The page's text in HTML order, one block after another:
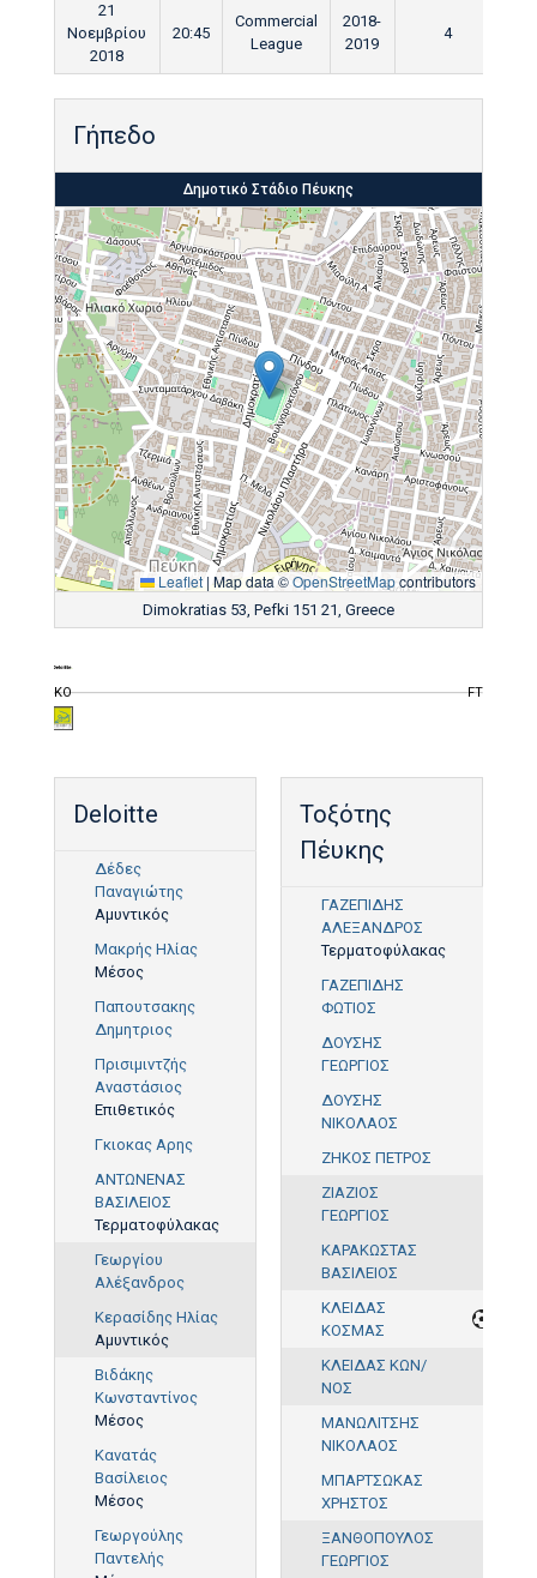
21
Νοεμβρίου
2018
20:45
Commercial
League
2018-
2019
4
Γήπεδο
Δημοτικό Στάδιο Πέυκης
Leaflet |Map data ©OpenStreetMapcontributors
Dimokratias 53, Pefki 151 21, Greece
KO FT
Deloitte
Δέδες
Παναγιώτης
Αμυντικός
Μακρής Ηλίας
Μέσος
Παπουτσακης
Δημητριος
Πρισιμιντζής
Αναστάσιος
Επιθετικός
Γκιοκας Αρης
ΑΝΤΩΝΕΝΑΣ
ΒΑΣΙΛΕΙΟΣ
Τερματοφύλακας
Γεωργίου
Αλέξανδρος
Κερασίδης Ηλίας
Αμυντικός
Βιδάκης
Κωνσταντίνος
Μέσος
Κανατάς
Βασίλειος
Μέσος
Γεωργούλης
Παντελής
Τοξότης
Πέυκης
ΓΑΖΕΠΙΔΗΣ
ΑΛΕΞΑΝΔΡΟΣ
Τερματοφύλακας
ΓΑΖΕΠΙΔΗΣ
ΦΩΤΙΟΣ
ΔΟΥΣΗΣ
ΓΕΩΡΓΙΟΣ
ΔΟΥΣΗΣ
ΝΙΚΟΛΑΟΣ
ΖΗΚΟΣ ΠΕΤΡΟΣ
ΖΙΑΖΙΟΣ
ΓΕΩΡΓΙΟΣ
ΚΑΡΑΚΩΣΤΑΣ
ΒΑΣΙΛΕΙΟΣ
ΚΛΕΙΔΑΣ
ΚΟΣΜΑΣ
ΚΛΕΙΔΑΣ ΚΩΝ/
ΝΟΣ
ΜΑΝΩΛΙΤΣΗΣ
ΝΙΚΟΛΑΟΣ
ΜΠΑΡΤΣΩΚΑΣ
ΧΡΗΣΤΟΣ
ΞΑΝΘΟΠΟΥΛΟΣ
ΓΕΩΡΓΙΟΣ